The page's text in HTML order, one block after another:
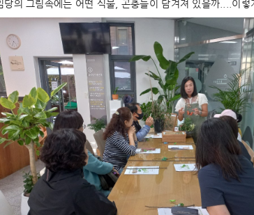
당의 그림속에는 어떤 식물, 곤충들이 담겨져 있을까....이렇